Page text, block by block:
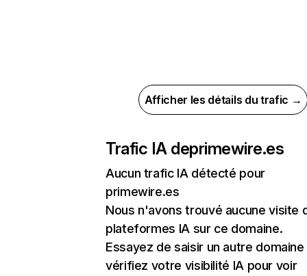
Afficher les détails du trafic →
Trafic IA deprimewire.es
Aucun trafic IA détecté pour
primewire.es
Nous n'avons trouvé aucune visite
plateformes IA sur ce domaine.
Essayez de saisir un autre domaine
vérifiez votre visibilité IA pour voir